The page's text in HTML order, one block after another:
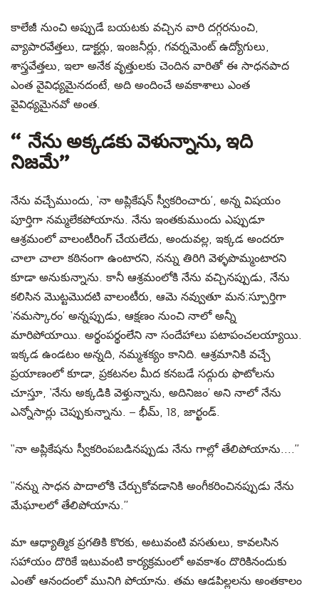
కాలేజీ నుంచి అప్పుడే బయటకు వచ్చిన వారి దగ్గరనుంచి,
వ్యాపారవేత్తలు, డాక్టర్లు, ఇంజనీర్లు, గవర్నమెంట్ ఉద్యోగులు,
శాస్త్రవేత్తలు, ఇలా అనేక వృత్తులకు చెందిన వారితో ఈ సాధనపాద
ఎంత వైవిధ్యమైనదంటే, అది అందించే అవకాశాలు ఎంత
వైవిధ్యమైనవో అంత.
‘‘నేను అక్కడకు వెళున్నాను, ఇది
నిజమే’’
నేను వచ్చేముందు, ‘నా అప్లికేషన్ స్వీకరించారు’, అన్న విషయం
పూర్తిగా నమ్మలేకపోయాను. నేను ఇంతకుముందు ఎప్పుడూ
ఆశ్రమంలో వాలంటీరింగ్ చేయలేదు, అందువల్ల, ఇక్కడ అందరూ
చాలా చాలా కఠినంగా ఉంటారని, నన్ను తిరిగి వెళ్ళపొమ్మంటారని
కూడా అనుకున్నాను. కానీ ఆశ్రమంలోకి నేను వచ్చినప్పుడు, నేను
కలిసిన మొట్టమొదటి వాలంటీరు, ఆమె నవ్వుతూ మన:స్పూర్తిగా
‘నమస్కారం’ అన్నప్పుడు, ఆక్షణం నుంచి నాలో అన్నీ
మారిపోయాయి. అర్థంపర్థంలేని నా సందేహాలు పటాపంచలయ్యాయి.
ఇక్కడ ఉండటం అన్నది, నమ్మశక్యం కానిది. ఆశ్రమానికి వచ్చే
ప్రయాణంలో కూడా, ప్రకటనల మీద కనబడే సద్గురు ఫొటోలను
చూస్తూ, ‘నేను అక్కడికి వెళ్తున్నాను, అదినిజం’ అని నాలో నేను
ఎన్నోసార్లు చెప్పుకున్నాను. – భీమ్, 18, జార్ఖండ్.
‘‘నా అప్లికేషను స్వీకరింపబడినప్పుడు నేను గాల్లో తేలిపోయాను....’’
‘‘నన్ను సాధన పాదాలోకి చేర్చుకోవడానికి అంగీకరించినప్పుడు నేను
మేఘాలలో తేలిపోయాను.’’
మా ఆధ్యాత్మిక ప్రగతికి కొరకు, అటువంటి వసతులు, కావలసిన
సహాయం దొరికే ఇటువంటి కార్యక్రమంలో అవకాశం దొరికినందుకు
ఎంతో ఆనందంలో మునిగి పోయాను. తమ ఆడపిల్లలను అంతకాలం